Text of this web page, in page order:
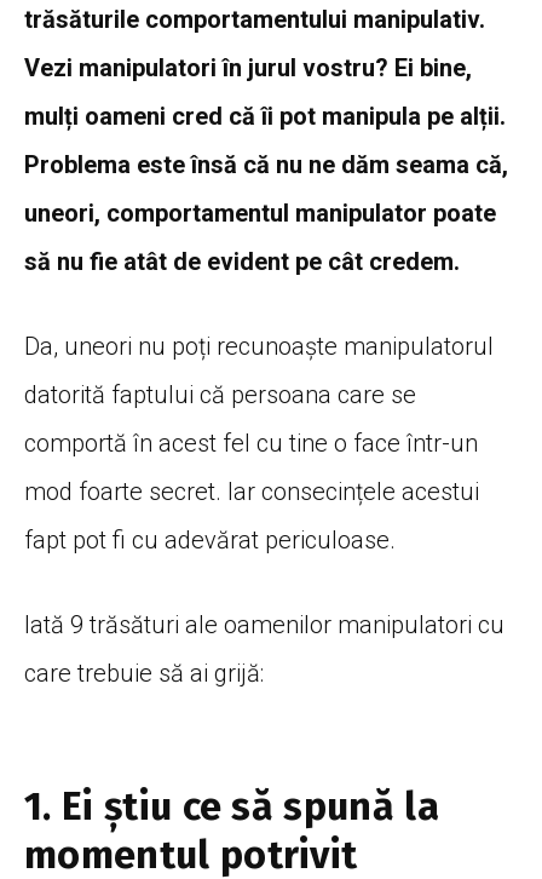
trăsăturile comportamentului manipulativ.
Vezi manipulatori în jurul vostru? Ei bine,
mulți oameni cred că îi pot manipula pe alții.
Problema este însă că nu ne dăm seama că,
uneori, comportamentul manipulator poate
să nu fie atât de evident pe cât credem.
Da, uneori nu poți recunoaște manipulatorul
datorită faptului că persoana care se
comportă în acest fel cu tine o face într-un
mod foarte secret. Iar consecințele acestui
fapt pot fi cu adevărat periculoase.
Iată 9 trăsături ale oamenilor manipulatori cu
care trebuie să ai grijă:
1. Ei știu ce să spună la
momentul potrivit